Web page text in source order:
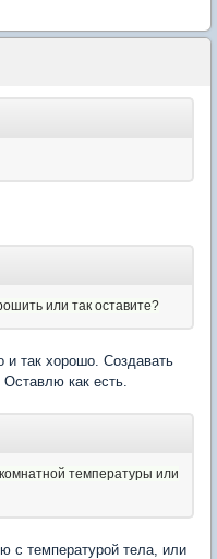
или так оставите?
и так хорошо. Создавать
как есть.
температуры или
с температурой тела, или